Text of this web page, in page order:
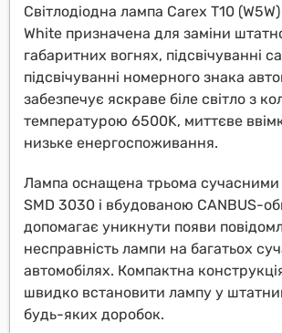
Світлодіодна лампа Carex T10
White призначена для заміни
габаритних вогнях, підсвічуванні
підсвічуванні номерного знака
забезпечує яскраве біле світло з
температурою 6500K, миттєве
низьке енергоспоживання.
Лампа оснащена трьома сучасними
SMD 3030 і вбудованою CANBUS-
допомагає уникнути появи
несправність лампи на багатьох
автомобілях. Компактна
швидко встановити лампу у
будь-яких доробок.